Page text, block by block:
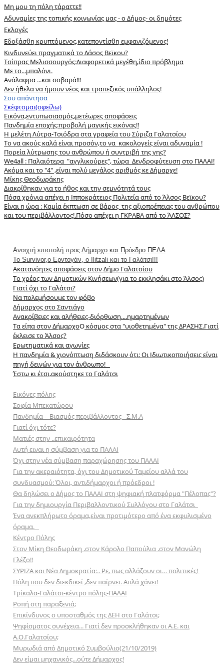
Μη μου τη πόλη τάραττε!!
Αδυναμίες της τοπικής κοινωνίας μας - ο Δήμος- οι δημότες
Εκλογές
Εδοξάσθη κρυπτόμενος,κατεποντίσθη εμφανιζόμενος!
Κινδυνεύει πραγματικά το Δάσος Βεϊκου?
Tσίπρας Μελισσουργός:Διαφορετικά μεγέθη,ίδιο πρόβλημα
Με το...μπαλόνι.
Ανάλαφρα ...και σοβαρά!!!
Δεν ήθελα να ήμουν νέος και τραπεζικός υπάλληλος!
Σου απάντησα
Σκέφτομαι(οφείλω)
Εικόνα,εντυπωσιασμός,μετέωρες αποφάσεις
Πανδημία εποχής:προβολή μαγικής εικόνας!!
Η μελέτη Λύτρα-Τσιόδρα στα γραφεία του Σύριζα Γαλατσίου
Το να ακούς καλά είναι προσόν,το να κακολογείς είναι αδυναμία !
Πορεία λύτρωσης του ανθρώπου ή συντριβή της γης?
We4all : Παλαιότερα "αγγλικούρες", τώρα Δενδροφύτευση στο ΠΑΛΑΙ!
Ακόμα και το "4" ,είναι πολύ μεγάλος αριθμός κε Δήμαρχε!
Μίκης Θεοδωράκης
Διακρίθηκαν για το ήθος και την σεμνότητά τους
Πόσα χρόνια απέχει η Ιπποκράτειος Πολιτεία από το Άλσος Βεϊκου?
Είναι η ώρα : Καμία έκπτωση σε βάρος της αξιοπρέπειας του ανθρώπου
και του περιβάλλοντος!.Πόσο απέχει η ΓΚΡΑΒΑ από το ΆΛΣΟΣ?
Aνοιχτή επιστολή προς Δήμαρχο και Πρόεδρο ΠΕΔΑ
Το Survivor,o Eρντογάν, ο Ilitzali και το Γαλάτσι!!!
Ακατανόητες αποφάσεις στον Δήμο Γαλατσίου
Το χρέος των Δημοτικών Κινήσεων(για το εκκλησάκι στο Άλσος)
Γιατί όχι το Γαλάτσι?
Να πολεμήσουμε τον φόβο
Δήμαρχος στο Σαντιάγο
Aνακρίβειες και αλήθειες-διόρθωση....ημαρτημένων
Τα είπα στον ΔήμαρχοΟ κόσμος στα "υιοθετημένα" της ΔΡΑΣΗΣ.Γιατί
έκλεισε το Άλσος?
Ερωτηματικά και αγωνίες
Η πανδημία & χιονόπτωση διδάσκουν ότι: Οι Ιδιωτικοποιήσεις είναι
πηγή δεινών για τον άνθρωπο!
Έστω κι έτσι,ακούστηκε το Γαλάτσι
Εικόνες πόλης
Σοφία Μπεκατώρου
Πανδημία - Βιασμός περιβάλλοντος - Σ.Μ.Α
Γιατί όχι τότε?
Ματιές στην ..επικαιρότητα
Αυτή ειναι η σύμβαση για το ΠΑΛΑΙ
Όχι στην νέα σύμβαση παραχώρησης του ΠΑΛΑΙ
Για την ακεραιότητα, όχι του Δημοτικού Ταμείου αλλά του
συνδυασμού: Όλοι, αντιδήμαρχοι ή πρόεδροι !
Θα δηλώσει ο Δήμος το ΠΑΛΑΙ στη ψηφιακή πλατφόρμα "Πέλοπας"?
Για την δημιουργία Περιβαλλοντικού Συλλόγου στο Γαλάτσι
Ένα ανεκπλήρωτο όραμα,είναι προτιμότερο από ένα εκφυλισμένο
όραμα.
Κέντρο Πόλης
Στον Μίκη Θεοδωράκη ,στον Κάρολο Παπούλια ,στον Μανώλη
Γλέζο!!
ΣΥΡΙΖΑ και Νέα Δημοκρατία:.. Ρε, πως αλλάζουν οι… πολιτικές!
Πόλη που δεν διεκδικεί ,δεν παίρνει. Απλά χάνει!
Τρίκαλα-Γαλάτσι-κέντρο πόλης-ΠΑΛΑΙ
Ροπή στη παραξενιά;
Επικίνδυνος ο υποσταθμός της ΔΕΗ στο Γαλάτσι;
Ψηφίσματος συνέχεια... Γιατί δεν προσκλήθηκαν οι Α.Ε. και
Α.Ο.Γαλατσίου;
Μυρωδιά από Δημοτικό Συμβούλιο(21/10/2019)
Δεν είμαι μηχανικός...ούτε Δήμαρχος!